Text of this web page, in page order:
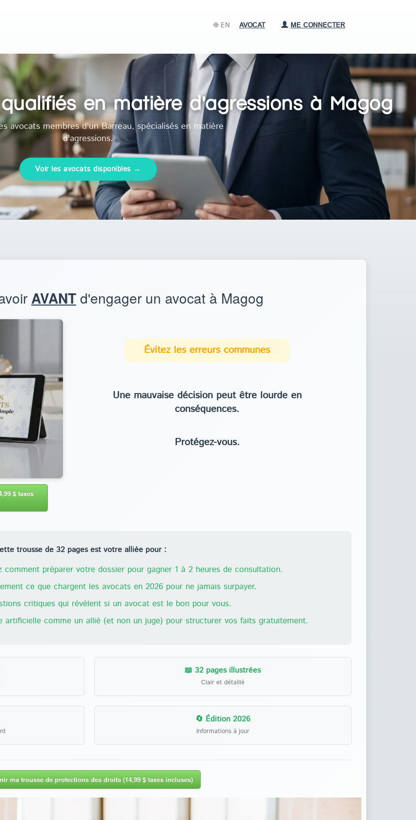
🌐 EN AVOCAT ME CONNECTER
en matière d'agressions à Magog
avocats membres d'un Barreau, spécialisés en matière
d'agressions.
Voir les avocats disponibles →
AVANT d'engager un avocat à Magog
$ taxes
Évitez les erreurs communes
Une mauvaise décision peut être lourde en
conséquences.
Protégez-vous.
trousse de 32 pages est votre alliée pour :
comment préparer votre dossier pour gagner 1 à 2 heures de consultation.
ce que chargent les avocats en 2026 pour ne jamais surpayer.
critiques qui révèlent si un avocat est le bon pour vous.
artificielle comme un allié (et non un juge) pour structurer vos faits gratuitement.
📖 32 pages illustrées
Clair et détaillé
🔄 Édition 2026
Informations à jour
ma trousse de protections des droits (14,99 $ taxes incluses)